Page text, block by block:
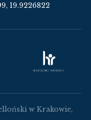
19.9226822
w Krakowie,